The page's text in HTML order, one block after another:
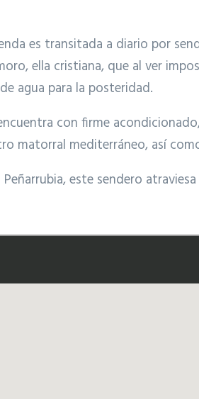
es transitada a diario por
ella cristiana, que al ver
agua para la posteridad.
con firme
matorral mediterráneo, así
este sendero